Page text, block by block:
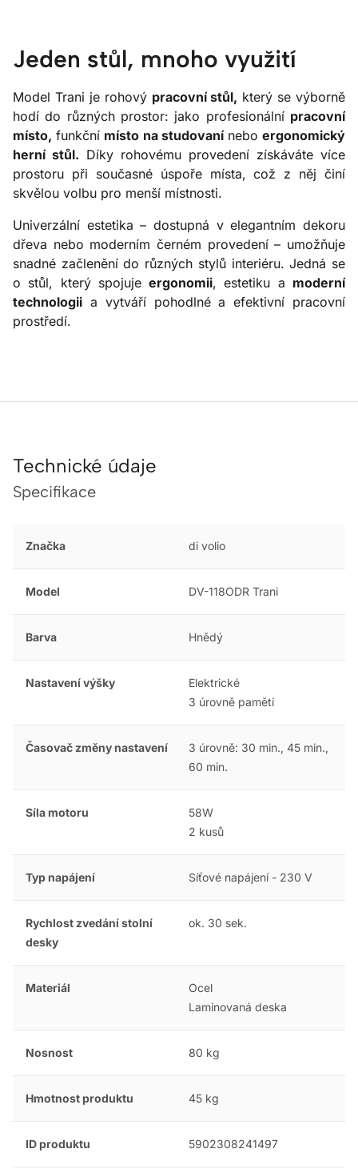
Jeden stůl, mnoho využití
Model Trani je rohový pracovní stůl, který se výborně
hodí do různých prostor: jako profesionální pracovní
místo, funkční místo na studovaníneboergonomický
herní stůl. Díky rohovému provedení získáváte více
prostoru při současné úspoře místa, což z něj činí
skvělou volbu pro menší místnosti.
Univerzální estetika – dostupná v elegantním dekoru
dřeva nebo moderním černém provedení – umožňuje
snadné začlenění do různých stylů interiéru. Jedná se
o stůl, který spojujeergonomii, estetiku a moderní
technologii a vytváří pohodlné a efektivní pracovní
prostředí.
Technické údaje
Specifikace
Značka di volio
Model DV-118ODR Trani
Barva Hnědý
Nastavení výšky
Elektrické
3 úrovně paměti
Časovač změny nastavení
3 úrovně: 30 min., 45 min.,
60 min.
Síla motoru
58W
2 kusů
Typ napájení Síťové napájení - 230 V
Rychlost zvedání stolní
desky
ok. 30 sek.
Materiál
Ocel
Laminovaná deska
Nosnost 80 kg
Hmotnost produktu 45 kg
ID produktu 5902308241497